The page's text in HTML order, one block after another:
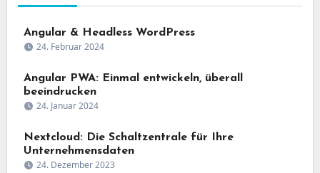
Angular & Headless WordPress
24. Februar 2024
Angular PWA: Einmal entwickeln, überall
beeindrucken
24. Januar 2024
Nextcloud: Die Schaltzentrale für Ihre
Unternehmensdaten
24. Dezember 2023